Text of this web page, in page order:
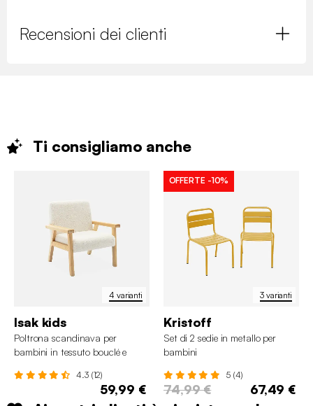
Recensioni dei clienti
Ti consigliamo anche
4 varianti
Isak kids
Poltrona scandinava per
bambini in tessuto bouclé e
4.3 (12)
59,99 €
3 varianti
OFFERTE -10%
Kristoff
Set di 2 sedie in metallo per
bambini
5 (4)
74,99 € 67,49 €